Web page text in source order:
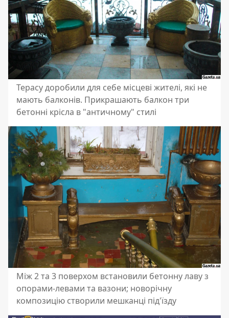
Терасу доробили для себе місцеві жителі, які не
мають балконів. Прикрашають балкон три
бетонні крісла в "античному" стилі
Між 2 та 3 поверхом встановили бетонну лаву з
опорами-левами та вазони; новорічну
композицію створили мешканці під'їзду